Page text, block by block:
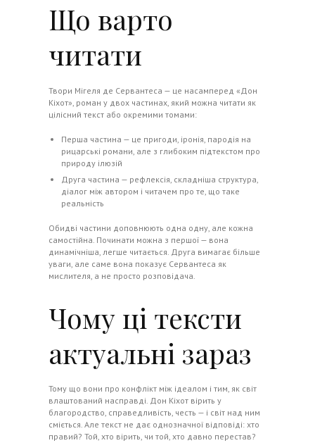
Що варто
читати
Твори Мігеля де Сервантеса — це насамперед «Дон
Кіхот», роман у двох частинах, який можна читати як
цілісний текст або окремими томами:
Перша частина — це пригоди, іронія, пародія на
рицарські романи, але з глибоким підтекстом про
природу ілюзій
Друга частина — рефлексія, складніша структура,
діалог між автором і читачем про те, що таке
реальність
Обидві частини доповнюють одна одну, але кожна
самостійна. Починати можна з першої — вона
динамічніша, легше читається. Друга вимагає більше
уваги, але саме вона показує Сервантеса як
мислителя, а не просто розповідача.
Чому ці тексти
актуальні зараз
Тому що вони про конфлікт між ідеалом і тим, як світ
влаштований насправді. Дон Кіхот вірить у
благородство, справедливість, честь — і світ над ним
сміється. Але текст не дає однозначної відповіді: хто
правий? Той, хто вірить, чи той, хто давно перестав?